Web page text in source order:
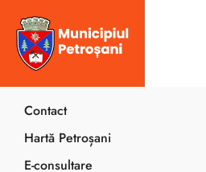
Contact
Hartă Petroșani
E-consultare